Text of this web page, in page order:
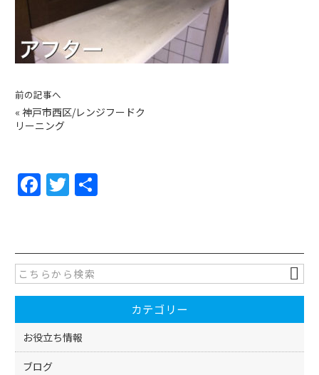
前の記事へ
« 神戸市西区/レンジフードク
リーニング
F
a
e
b
o
o
k
T
w
er
カテゴリー
お役立ち情報
ブログ